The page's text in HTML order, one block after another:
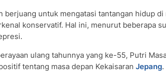
berjuang untuk mengatasi tantangan hidup
konservatif. Hal ini, menurut beberapa
ulang tahunnya yang ke-55, Putri
tentang masa depan Kekaisaran Jepang.